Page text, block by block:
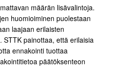
määrän lisävalintoja.
huomioiminen puolestaan
laajaan erilaisten
STTK painottaa, että erilaisia
ennakointi tuottaa
päätöksenteon